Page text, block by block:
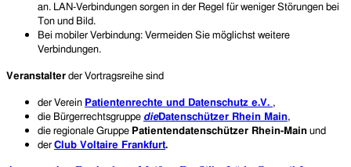
an. LAN-Verbindungen sorgen in der Regel für weniger Störungen bei
Ton und Bild.
Bei mobiler Verbindung: Vermeiden Sie möglichst weitere
Verbindungen.
Veranstalter der Vortragsreihe sind
der Verein Patientenrechte und Datenschutz e.V. ,
die Bürgerrechtsgruppe dieDatenschützer Rhein Main,
die regionale Gruppe Patientendatenschützer Rhein-Main und
der Club Voltaire Frankfurt.